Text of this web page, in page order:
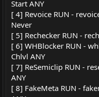
Start ANY
[ 4] Revoice RUN -
Never
[ 5] Rechecker RUN -
[ 6] WHBlocker RUN -
Chlvl ANY
[ 7] ReSemiclip RUN -
ANY
[ 8] FakeMeta RUN -